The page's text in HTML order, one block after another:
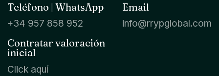
Teléfono | WhatsApp
+34 957 858 952
Email
info@rrypglobal.com
Contratar valoración
inicial
Click aquí